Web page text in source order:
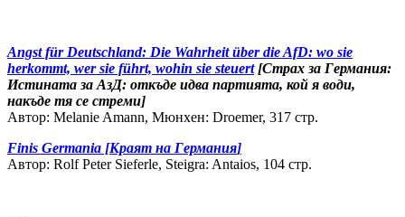
Angst für Deutschland: Die Wahrheit über die AfD: wo sie
herkommt, wer sie führt, wohin sie steuert [Страх за Германия:
Истината за АзД: откъде идва партията, кой я води,
накъде тя се стреми]
Автор: Melanie Amann, Мюнхен: Droemer, 317 стр.
Finis Germania [Краят на Германия]
Автор: Rolf Peter Sieferle, Steigra: Antaios, 104 стр.